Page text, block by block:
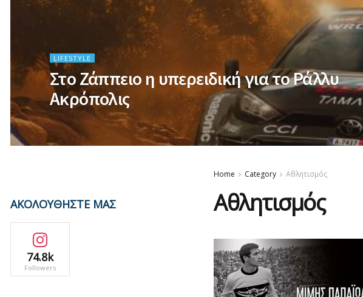
LIFESTYLE
Στο Ζάππειο η υπερειδική για το Ράλλυ
Ακρόπολις
Home Category Αθλητισμός
Αθλητισμός
ΑΚΟΛΟΥΘΗΣΤΕ ΜΑΣ
74.8k
Followers